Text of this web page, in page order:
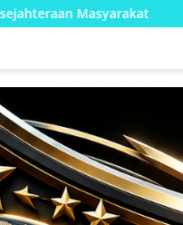
Kodim 1002/HST